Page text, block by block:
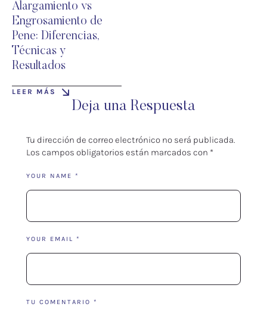
Alargamiento vs
Engrosamiento de
Pene: Diferencias,
Técnicas y
Resultados
LEER MÁS
Deja una Respuesta
Tu dirección de correo electrónico no será publicada.
Los campos obligatorios están marcados con *
TU COMENTARIO *
YOUR NAME *
YOUR EMAIL *